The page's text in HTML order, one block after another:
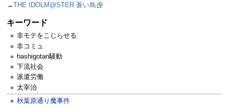
→
THE IDOLM@STER 蒼い鳥
キーワード
非モテをこじらせる
非コミュ
hashigotan騒動
下流社会
派遣労働
太宰治
秋葉原通り魔事件